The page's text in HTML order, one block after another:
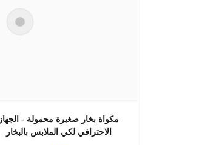
مكواة بخار صغيرة محمولة - الجهاز
الاحترافي لكي الملابس بالبخار